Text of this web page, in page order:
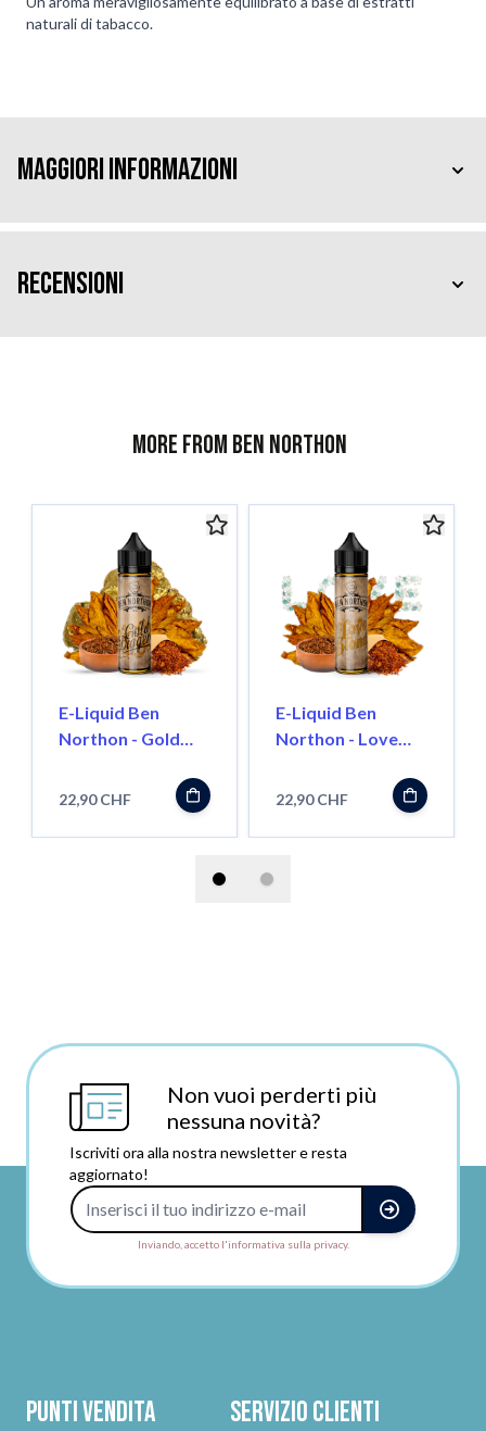
naturali di tabacco.
Maggiori Informazioni
Recensioni
More from Ben Northon
E-Liquid Ben
Northon - Gold
''Shortfill''
22,90 CHF
E-Liquid Ben
Northon - Love
''Shortfill''
22,90 CHF
Non vuoi perderti più
nessuna novità?
Iscriviti ora alla nostra newsletter e resta
aggiornato!
Inviando, accetto l'informativa sulla privacy.
Punti vendita Servizio clienti